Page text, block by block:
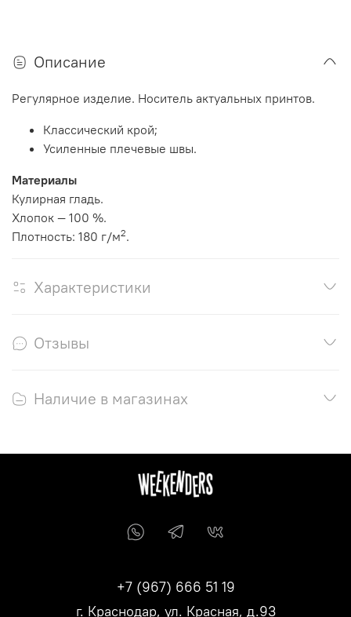
Описание
Регулярное изделие. Носитель актуальных принтов.
Классический крой;
Усиленные плечевые швы.
Материалы
Кулирная гладь.
Хлопок — 100 %.
Плотность: 180 г/м2.
Характеристики
Отзывы
Наличие в магазинах
+7 (967) 666 51 19
г. Краснодар, ул. Красная, д.93